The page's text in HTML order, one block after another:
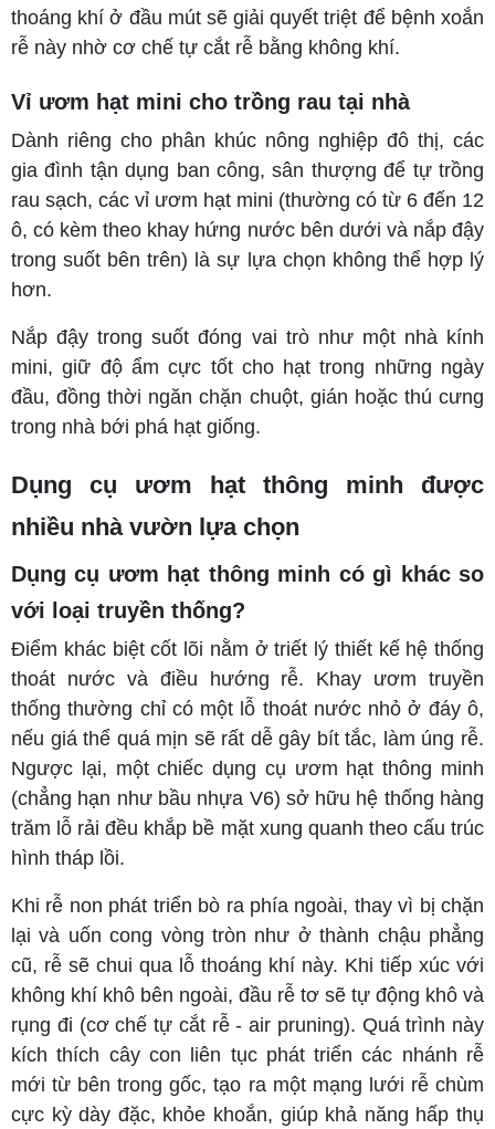
thoáng khí ở đầu mút sẽ giải quyết triệt để bệnh xoắn
rễ này nhờ cơ chế tự cắt rễ bằng không khí.
Vỉ ươm hạt mini cho trồng rau tại nhà
Dành riêng cho phân khúc nông nghiệp đô thị, các
gia đình tận dụng ban công, sân thượng để tự trồng
rau sạch, các vỉ ươm hạt mini (thường có từ 6 đến 12
ô, có kèm theo khay hứng nước bên dưới và nắp đậy
trong suốt bên trên) là sự lựa chọn không thể hợp lý
hơn.
Nắp đậy trong suốt đóng vai trò như một nhà kính
mini, giữ độ ẩm cực tốt cho hạt trong những ngày
đầu, đồng thời ngăn chặn chuột, gián hoặc thú cưng
trong nhà bới phá hạt giống.
Dụng cụ ươm hạt thông minh được
nhiều nhà vườn lựa chọn
Dụng cụ ươm hạt thông minh có gì khác so
với loại truyền thống?
Điểm khác biệt cốt lõi nằm ở triết lý thiết kế hệ thống
thoát nước và điều hướng rễ. Khay ươm truyền
thống thường chỉ có một lỗ thoát nước nhỏ ở đáy ô,
nếu giá thể quá mịn sẽ rất dễ gây bít tắc, làm úng rễ.
Ngược lại, một chiếc dụng cụ ươm hạt thông minh
(chẳng hạn như bầu nhựa V6) sở hữu hệ thống hàng
trăm lỗ rải đều khắp bề mặt xung quanh theo cấu trúc
hình tháp lồi.
Khi rễ non phát triển bò ra phía ngoài, thay vì bị chặn
lại và uốn cong vòng tròn như ở thành chậu phẳng
cũ, rễ sẽ chui qua lỗ thoáng khí này. Khi tiếp xúc với
không khí khô bên ngoài, đầu rễ tơ sẽ tự động khô và
rụng đi (cơ chế tự cắt rễ - air pruning). Quá trình này
kích thích cây con liên tục phát triển các nhánh rễ
mới từ bên trong gốc, tạo ra một mạng lưới rễ chùm
cực kỳ dày đặc, khỏe khoắn, giúp khả năng hấp thụ